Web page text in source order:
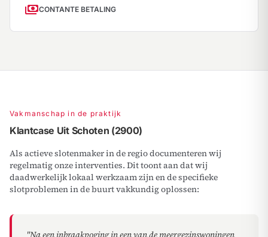
paymentsCONTANTE BETALING
Vakmanschap in de praktijk
Klantcase Uit Schoten (2900)
Als actieve slotenmaker in de regio documenteren wij
regelmatig onze interventies. Dit toont aan dat wij
daadwerkelijk lokaal werkzaam zijn en de specifieke
slotproblemen in de buurt vakkundig oplossen:
"Na een inbraakpoging in een van de meergezinswoningen